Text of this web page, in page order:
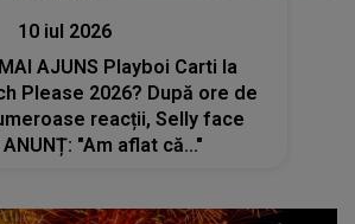
10 iul 2026
MAI AJUNS Playboi Carti la
Please 2026? După ore de
reacții, Selly face
ANUNȚ: "Am aflat că..."